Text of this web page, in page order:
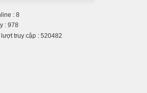
: 8
: 978
truy cập : 520482